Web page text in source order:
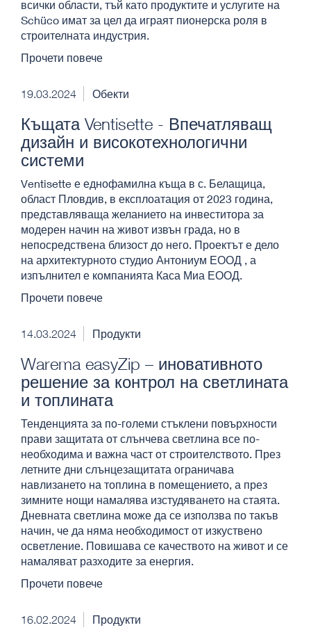
всички области, тъй като продуктите и услугите на
Schüco имат за цел да играят пионерска роля в
строителната индустрия.
Прочети повече
19.03.2024 Обекти
Къщата Ventisette - Впечатляващ
дизайн и високотехнологични
системи
Ventisette е еднофамилна къща в с. Белащица,
област Пловдив, в експлоатация от 2023 година,
представляваща желанието на инвеститора за
модерен начин на живот извън града, но в
непосредствена близост до него. Проектът е дело
на архитектурното студио Антониум ЕООД , а
изпълнител е компанията Каса Миа ЕООД.
Прочети повече
14.03.2024 Продукти
Warema easyZip – иновативното
решение за контрол на светлината
и топлината
Тенденцията за по-големи стъклени повърхности
прави защитата от слънчева светлина все по-
необходима и важна част от строителството. През
летните дни слънцезащитата ограничава
навлизането на топлина в помещението, а през
зимните нощи намалява изстудяването на стаята.
Дневната светлина може да се използва по такъв
начин, че да няма необходимост от изкуствено
осветление. Повишава се качеството на живот и се
намаляват разходите за енергия.
Прочети повече
16.02.2024 Продукти